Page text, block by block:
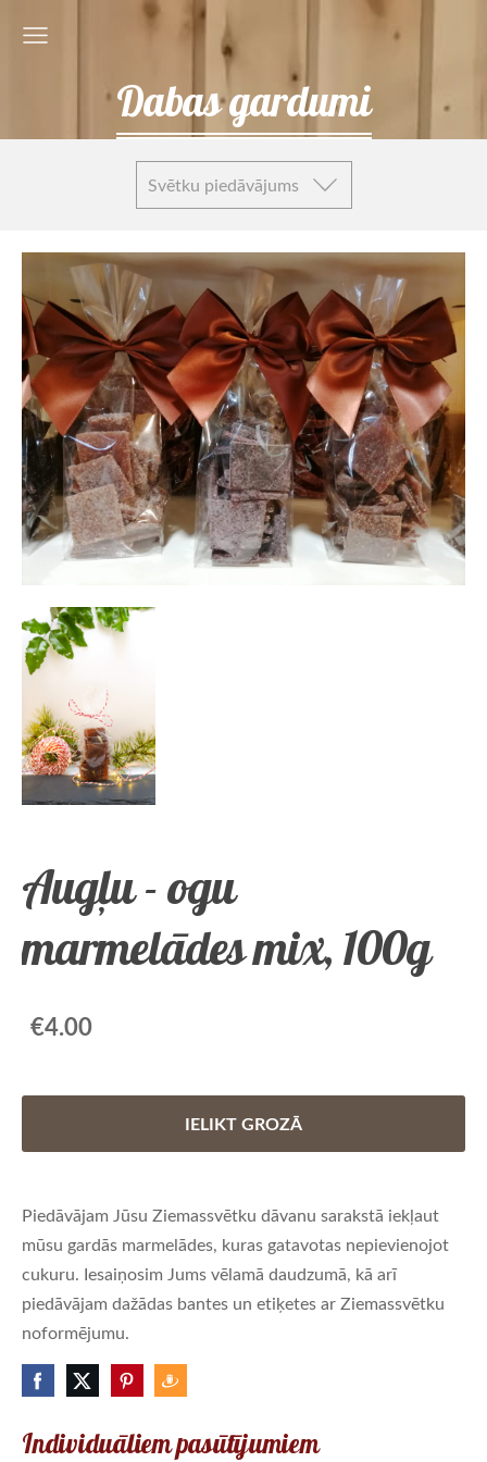
Dabas gardumi
Svētku piedāvājums
Individuāliem pasūtījumiem
Augļu - ogu
marmelādes mix, 100g
€4.00
IELIKT GROZĀ
Piedāvājam Jūsu Ziemassvētku dāvanu sarakstā iekļaut
mūsu gardās marmelādes, kuras gatavotas nepievienojot
cukuru. Iesaiņosim Jums vēlamā daudzumā, kā arī
piedāvājam dažādas bantes un etiķetes ar Ziemassvētku
noformējumu.